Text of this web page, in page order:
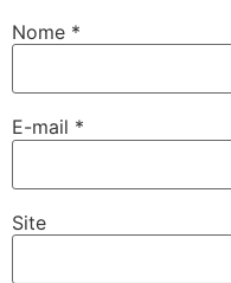
Nome *
E-mail *
Site